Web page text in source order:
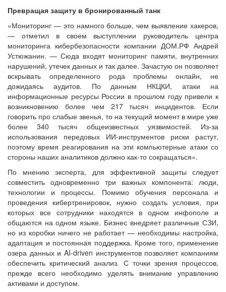
Превращая защиту в бронированный танк
«Мониторинг — это намного больше, чем выявление хакеров,
— отметил в своем выступлении руководитель центра
мониторинга кибербезопасности компании ДОМ.РФ Андрей
Устюжанин. — Сюда входят мониторинг памяти, внутренних
нарушений, утечек данных и так далее. Зачастую он позволяет
вскрывать определенного рода проблемы онлайн, не
дожидаясь аудитов. По данным НКЦКИ, атаки на
информационные ресурсы России в прошлом году привели к
возникновению более чем 217 тысяч инцидентов. Если
говорить про слабые звенья, то на текущий момент в мире уже
более 340 тысяч общеизвестных уязвимостей. Из-за
использования передовых ИИ-инструментов риски растут,
поэтому время реагирования на эти компьютерные атаки со
стороны наших аналитиков должно как-то сокращаться».
По мнению эксперта, для эффективной защиты следует
совместить одновременно три важных компонента: люди,
технологии и процессы. Помимо обучения персонала и
проведения кибертренировок, нужно создать условия, при
которых все сотрудники находятся в одном инфополе и
общаются на одном языке. Бизнес внедряет различные СЗИ,
но из коробки ничего не работает — необходимы настройка,
адаптация и постоянная поддержка. Кроме того, применение
озера данных и AI-driven инструментов позволяет компаниям
обеспечить критический анализ. С точки зрения процессов,
прежде всего необходимо уделять внимание управлению
активами и доступом.